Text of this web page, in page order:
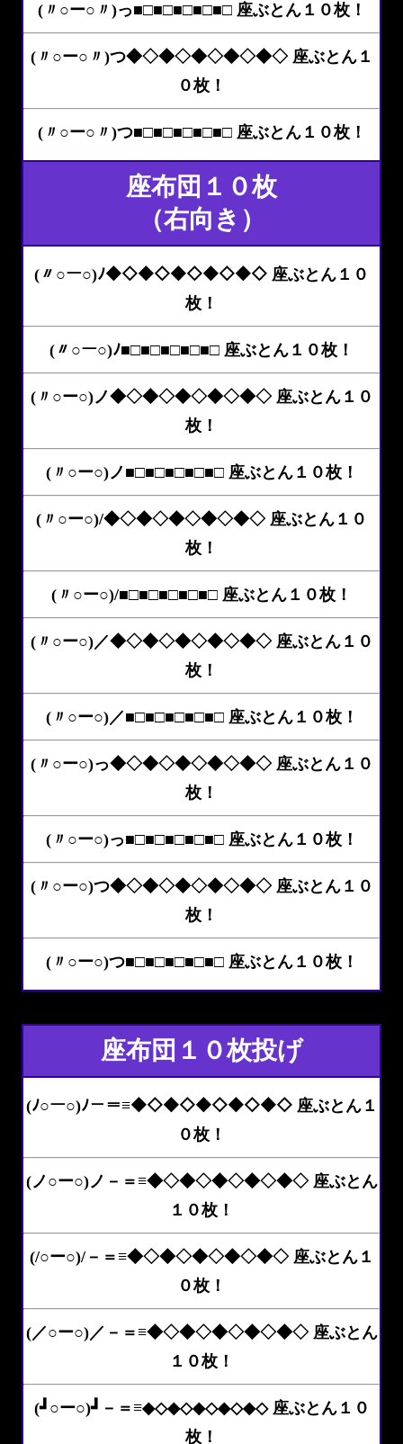
(〃○ー○〃)っ■□■□■□■□■□ 座ぶとん１０枚！
(〃○ー○〃)つ◆◇◆◇◆◇◆◇◆◇ 座ぶとん１
０枚！
(〃○ー○〃)つ■□■□■□■□■□ 座ぶとん１０枚！
座布団１０枚
（右向き）
(〃○ー○)ﾉ◆◇◆◇◆◇◆◇◆◇ 座ぶとん１０
枚！
(〃○ー○)ﾉ■□■□■□■□■□ 座ぶとん１０枚！
(〃○ー○)ノ◆◇◆◇◆◇◆◇◆◇ 座ぶとん１０
枚！
(〃○ー○)ノ■□■□■□■□■□ 座ぶとん１０枚！
(〃○ー○)/◆◇◆◇◆◇◆◇◆◇ 座ぶとん１０
枚！
(〃○ー○)/■□■□■□■□■□ 座ぶとん１０枚！
(〃○ー○)／◆◇◆◇◆◇◆◇◆◇ 座ぶとん１０
枚！
(〃○ー○)／■□■□■□■□■□ 座ぶとん１０枚！
(〃○ー○)っ◆◇◆◇◆◇◆◇◆◇ 座ぶとん１０
枚！
(〃○ー○)っ■□■□■□■□■□ 座ぶとん１０枚！
(〃○ー○)つ◆◇◆◇◆◇◆◇◆◇ 座ぶとん１０
枚！
(〃○ー○)つ■□■□■□■□■□ 座ぶとん１０枚！
座布団１０枚投げ
(ﾉ○ー○)ﾉ－＝≡◆◇◆◇◆◇◆◇◆◇ 座ぶとん１
０枚！
(ノ○ー○)ノ－＝≡◆◇◆◇◆◇◆◇◆◇ 座ぶとん
１０枚！
(/○ー○)/－＝≡◆◇◆◇◆◇◆◇◆◇ 座ぶとん１
０枚！
(／○ー○)／－＝≡◆◇◆◇◆◇◆◇◆◇ 座ぶとん
１０枚！
(┛○ー○)┛－＝≡◆◇◆◇◆◇◆◇◆◇ 座ぶとん１０
枚！